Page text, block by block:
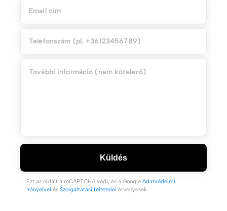
Küldés
Ezt az oldalt a reCAPTCHA védi, és a Google Adatvédelmi
irányelvei és Szolgáltatási feltételei érvényesek.